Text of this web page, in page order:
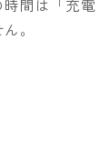
間は「充電
。